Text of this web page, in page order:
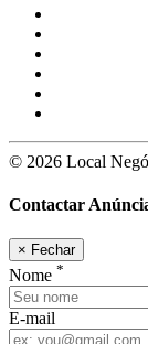
© 2026 Local
Contactar
× Fechar
Nome *
E-mail